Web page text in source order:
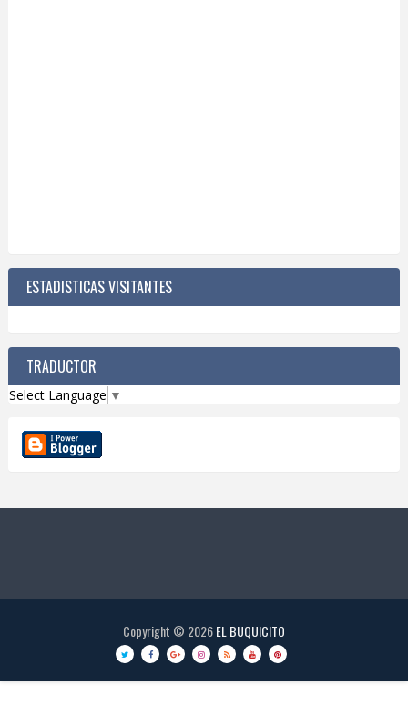
ESTADISTICAS VISITANTES
TRADUCTOR
Select Language ▼
Copyright © 2026EL BUQUICITO